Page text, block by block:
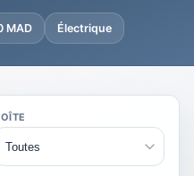
MAD Électrique